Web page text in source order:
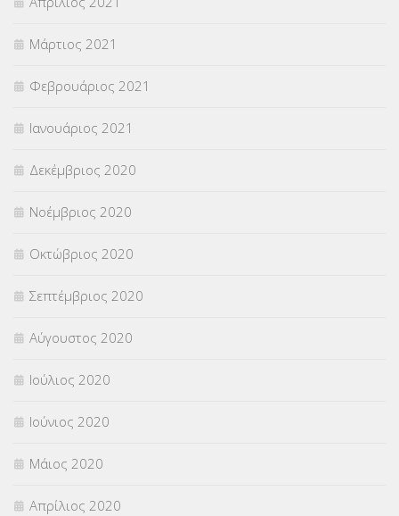
Μάρτιος 2021
Φεβρουάριος 2021
Ιανουάριος 2021
Δεκέμβριος 2020
Νοέμβριος 2020
Οκτώβριος 2020
Σεπτέμβριος 2020
Αύγουστος 2020
Ιούλιος 2020
Ιούνιος 2020
Μάιος 2020
Απρίλιος 2020